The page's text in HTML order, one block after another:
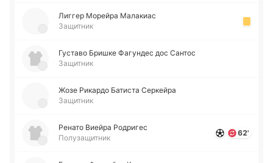
Лиггер Мо­рей­ра Ма­ла­киас
Защитник
Гу­ста­во Бришке Фа­гу­ндес дос Сантос
Защитник
Жозе Ри­ка­рдо Ба­ти­ста Се­ркей­ра
Защитник
Ренато Виейра Ро­дри­гес
Полузащитник
62'